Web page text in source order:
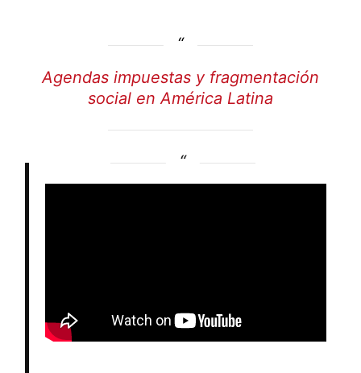
Agendas impuestas y fragmentación
social en América Latina